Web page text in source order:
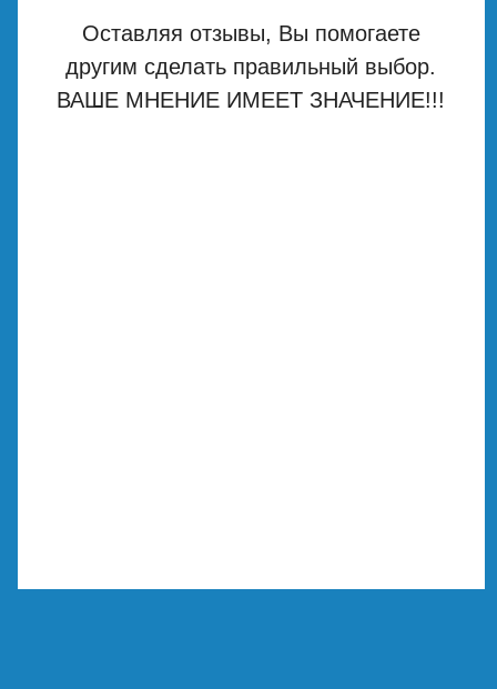
Оставляя отзывы, Вы помогаете
другим сделать правильный выбор.
ВАШЕ МНЕНИЕ ИМЕЕТ ЗНАЧЕНИЕ!!!